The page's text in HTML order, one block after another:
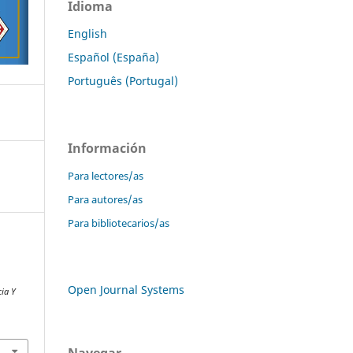
Y
Idioma
English
Español (España)
Português (Portugal)
Información
Para lectores/as
Para autores/as
Para bibliotecarios/as
Open Journal Systems